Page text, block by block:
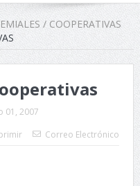
/ COOPERATIVAS
01, 2007
Correo Electrónico